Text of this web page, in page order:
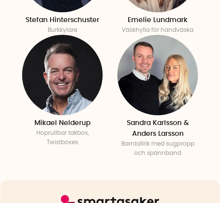
Stefan Hinterschuster
Burkkylare
Emelie Lundmark
Väskhylla för handväska
Mikael Nelderup
Hoprullbar takbox,
Twistboxes
Sandra Karlsson &
Anders Larsson
Barntallrik med sugpropp
och spännband